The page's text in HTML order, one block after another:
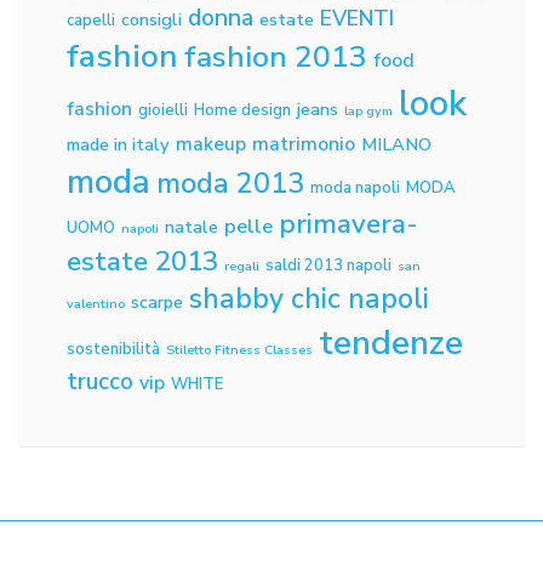
capelli consigli donna estate EVENTI
fashion fashion 2013 food
fashion gioielli Home design jeans lap gym look
made in italy makeup matrimonio MILANO
moda moda 2013 moda napoli MODA
UOMO napoli natale pelle primavera-
estate 2013 regali saldi 2013 napoli san
valentino scarpe shabby chic napoli
sostenibilità Stiletto Fitness Classes tendenze
trucco vip WHITE